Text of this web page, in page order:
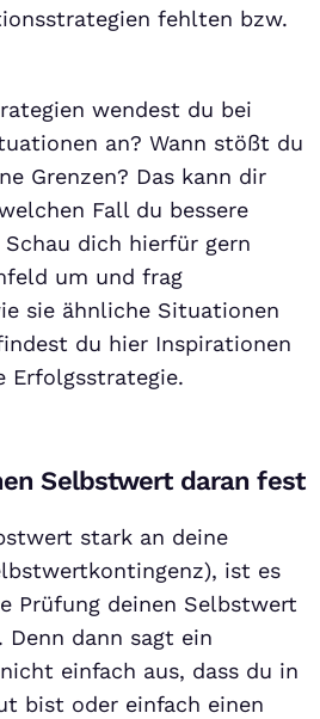
fehlten bzw.
wendest du bei
an? Wann stößt du
Grenzen? Das kann dir
Fall du bessere
dich hierfür gern
um und frag
sie ähnliche Situationen
du hier Inspirationen
Erfolgsstrategie.
Selbstwert daran fest
stark an deine
ist es
Prüfung deinen Selbstwert
dann sagt ein
einfach aus, dass du in
bist oder einfach einen